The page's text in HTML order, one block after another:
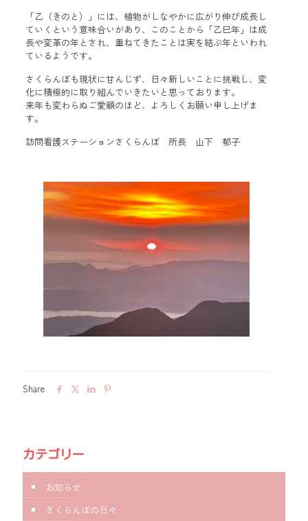
「乙（きのと）」には、植物がしなやかに広がり伸び成長し
ていくという意味合いがあり、このことから「乙巳年」は成
長や変革の年とされ、重ねてきたことは実を結ぶ年といわれ
ているようです。
さくらんぼも現状に甘んじず、日々新しいことに挑戦し、変
化に積極的に取り組んでいきたいと思っております。
来年も変わらぬご愛顧のほど、よろしくお願い申し上げま
す。
訪問看護ステーションさくらんぼ 所長 山下 郁子
Share
カテゴリー
お知らせ
さくらんぼの日々